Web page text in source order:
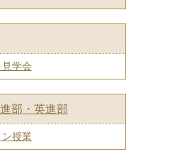
学会
部・英進部
授業